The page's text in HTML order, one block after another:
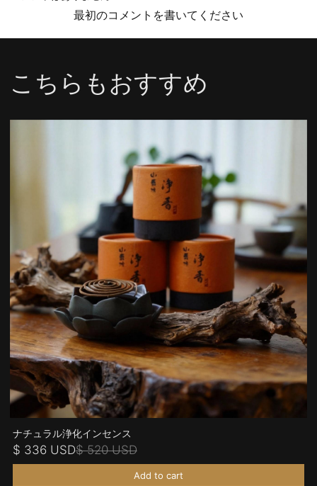
最初のコメントを書いてください
こちらもおすすめ
ナチュラル浄化インセンス
$ 336 USD$ 520 USD
Add to cart